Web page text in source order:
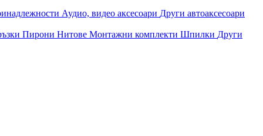
Аудио, видео аксесоари Други автоаксесоари
Пирони Нитове Монтажни комплекти Шпилки Други